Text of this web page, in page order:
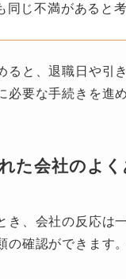
同じ不満があると
ると、退職日や引
必要な手続きを進
た会社のよ
き、会社の反応は
の確認ができます